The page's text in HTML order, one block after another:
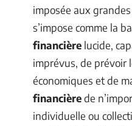
imposée aux
s’impose comme la
financière lucide,
imprévus, de prévoir
économiques et de
financièrede
individuelle ou